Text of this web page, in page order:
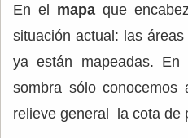
En el mapa que
situación actual: las
ya están mapeadas.
sombra sólo conocemos
relieve general la cota de